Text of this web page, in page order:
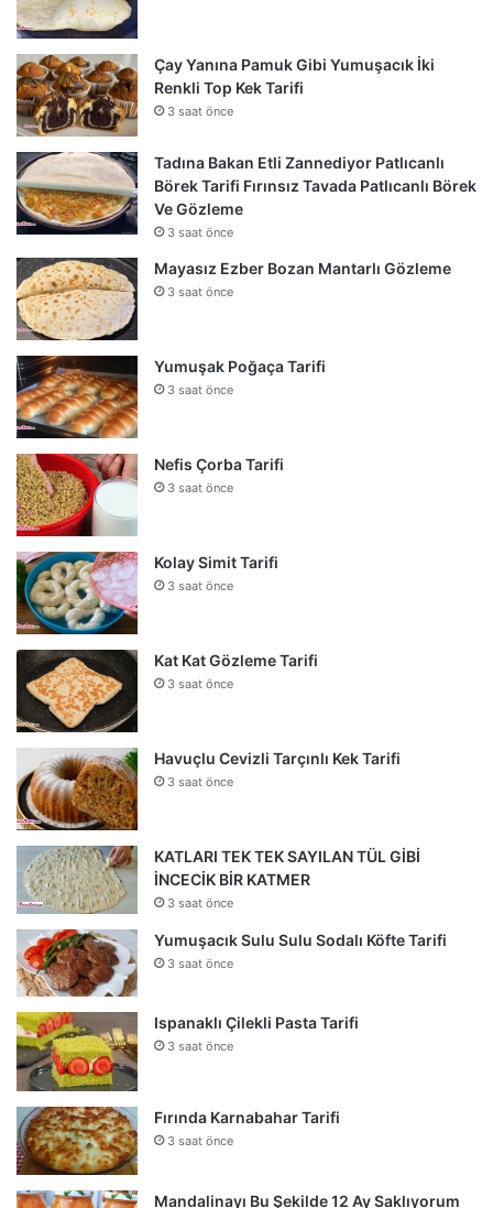
Çay Yanına Pamuk Gibi Yumuşacık İki
Renkli Top Kek Tarifi
3 saat önce
Tadına Bakan Etli Zannediyor Patlıcanlı
Börek Tarifi Fırınsız Tavada Patlıcanlı Börek
Ve Gözleme
3 saat önce
Mayasız Ezber Bozan Mantarlı Gözleme
3 saat önce
Yumuşak Poğaça Tarifi
3 saat önce
Nefis Çorba Tarifi
3 saat önce
Kolay Simit Tarifi
3 saat önce
Kat Kat Gözleme Tarifi
3 saat önce
Havuçlu Cevizli Tarçınlı Kek Tarifi
3 saat önce
KATLARI TEK TEK SAYILAN TÜL GİBİ
İNCECİK BİR KATMER
3 saat önce
Yumuşacık Sulu Sulu Sodalı Köfte Tarifi
3 saat önce
Ispanaklı Çilekli Pasta Tarifi
3 saat önce
Fırında Karnabahar Tarifi
3 saat önce
Mandalinayı Bu Şekilde 12 Ay Saklıyorum